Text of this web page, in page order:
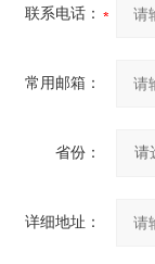
联系电话：
常用邮箱：
省份：
详细地址：